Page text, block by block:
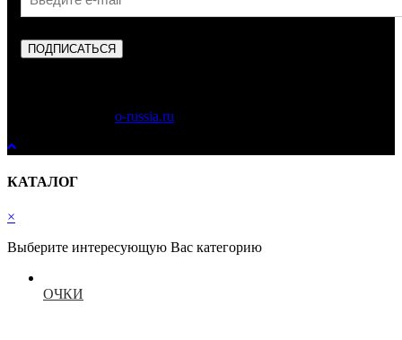
ПОДПИСАТЬСЯ
o-russia.ru
КАТАЛОГ
×
Выберите интересующую Вас категорию
ОЧКИ